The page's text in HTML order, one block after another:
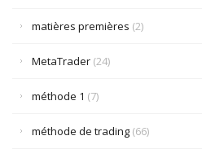
matières premières (2)
MetaTrader (24)
méthode 1 (7)
méthode de trading (66)